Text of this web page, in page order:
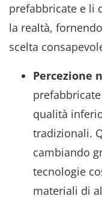
prefabbricate e li
la realtà,
scelta
Percezione
qualità
tradizionali.
cambiando
tecnologie
materiali di